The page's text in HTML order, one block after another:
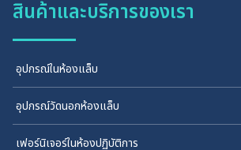
for:
สินค้าและบริการของเรา
อุปกรณ์ในห้องแล็บ
อุปกรณ์วัดนอกห้องแล็บ
เฟอร์นิเจอร์ในห้องปฏิบัติการ